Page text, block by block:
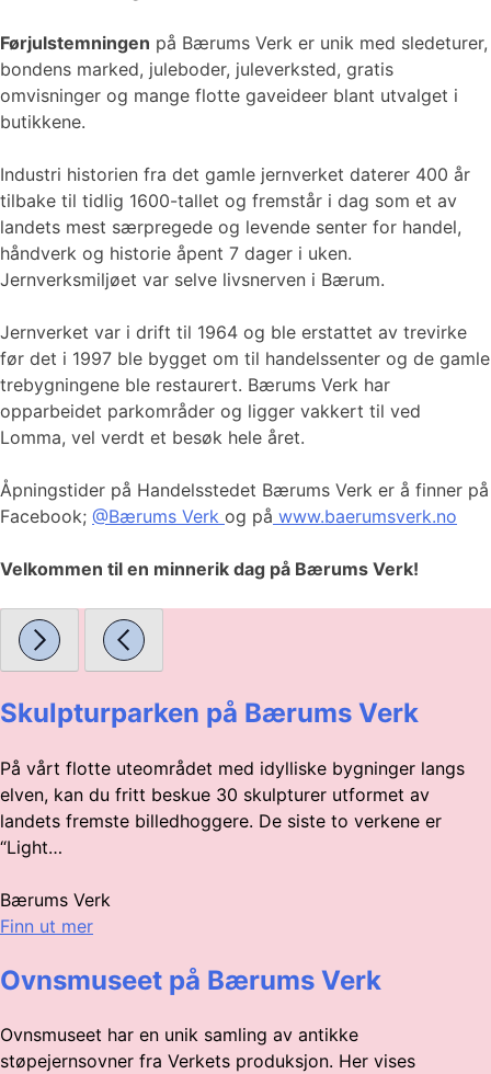
Førjulstemningen på Bærums Verk er unik med sledeturer,
bondens marked, juleboder, juleverksted, gratis
omvisninger og mange flotte gaveideer blant utvalget i
butikkene.
Industri historien fra det gamle jernverket daterer 400 år
tilbake til tidlig 1600-tallet og fremstår i dag som et av
landets mest særpregede og levende senter for handel,
håndverk og historie åpent 7 dager i uken.
Jernverksmiljøet var selve livsnerven i Bærum.
Jernverket var i drift til 1964 og ble erstattet av trevirke
før det i 1997 ble bygget om til handelssenter og de gamle
trebygningene ble restaurert. Bærums Verk har
opparbeidet parkområder og ligger vakkert til ved
Lomma, vel verdt et besøk hele året.
Åpningstider på Handelsstedet Bærums Verk er å finner på
Facebook; @Bærums Verk og på www.baerumsverk.no
Velkommen til en minnerik dag på Bærums Verk!
Skulpturparken på Bærums Verk
På vårt flotte uteområdet med idylliske bygninger langs
elven, kan du fritt beskue 30 skulpturer utformet av
landets fremste billedhoggere. De siste to verkene er
“Light…
Bærums Verk
Finn ut mer
Ovnsmuseet på Bærums Verk
Ovnsmuseet har en unik samling av antikke
støpejernsovner fra Verkets produksjon. Her vises